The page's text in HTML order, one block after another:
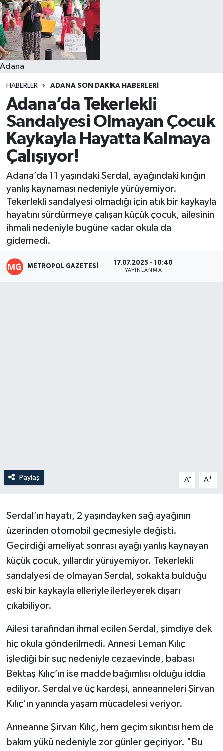
Adana
HABERLER ADANA SON DAKIKA HABERLERI
Adana’da Tekerlekli
Sandalyesi Olmayan Çocuk
Kaykayla Hayatta Kalmaya
Çalışıyor!
Adana’da 11 yaşındaki Serdal, ayağındaki kırığın
yanlış kaynaması nedeniyle yürüyemiyor.
Tekerlekli sandalyesi olmadığı için atık bir kaykayla
hayatını sürdürmeye çalışan küçük çocuk, ailesinin
ihmali nedeniyle bugüne kadar okula da
gidemedi.
METROPOL GAZETESI 17.07.2025 - 10:40
YAYINLANMA
Paylaş A- A+
Serdal’ın hayatı, 2 yaşındayken sağ ayağının
üzerinden otomobil geçmesiyle değişti.
Geçirdiği ameliyat sonrası ayağı yanlış kaynayan
küçük çocuk, yıllardır yürüyemiyor. Tekerlekli
sandalyesi de olmayan Serdal, sokakta bulduğu
eski bir kaykayla elleriyle ilerleyerek dışarı
çıkabiliyor.
Ailesi tarafından ihmal edilen Serdal, şimdiye dek
hiç okula gönderilmedi. Annesi Leman Kılıç
işlediği bir suç nedeniyle cezaevinde, babası
Bektaş Kılıç’ın ise madde bağımlısı olduğu iddia
ediliyor. Serdal ve üç kardeşi, anneanneleri Şirvan
Kılıç’ın yanında yaşam mücadelesi veriyor.
Anneanne Şirvan Kılıç, hem geçim sıkıntısı hem de
bakım yükü nedeniyle zor günler geçiriyor. "Bu
Resmi İlanlar